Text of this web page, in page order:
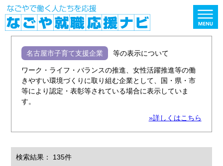
名古屋市子育て支援企業 等の表示について
ワーク・ライフ・バランスの推進、女性活躍推進等の働
きやすい環境づくりに取り組む企業として、国・県・市
等により認定・表彰等されている場合に表示していま
す。
»詳しくはこちら
検索結果： 135件